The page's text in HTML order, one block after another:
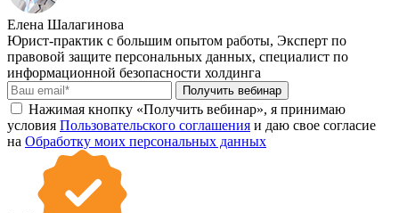
Елена Шалагинова
Юрист-практик с большим опытом работы, Эксперт по
правовой защите персональных данных, специалист по
информационной безопасности холдинга
Получить вебинар
Нажимая кнопку «Получить вебинар», я принимаю
условия Пользовательского соглашения и даю свое согласие
на Обработку моих персональных данных